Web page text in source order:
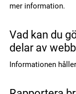
mer information.
Vad kan du
delar av
Informationen